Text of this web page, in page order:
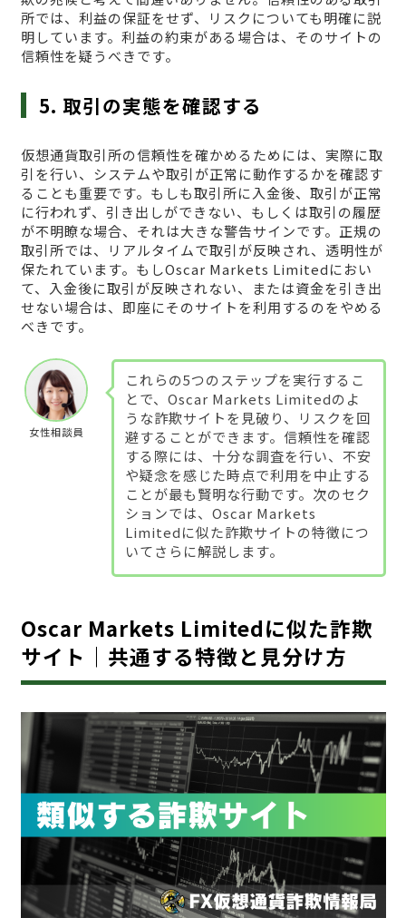
所では、利益の保証をせず、リスクについても明確に説
明しています。利益の約束がある場合は、そのサイトの
信頼性を疑うべきです。
5. 取引の実態を確認する
仮想通貨取引所の信頼性を確かめるためには、実際に取
引を行い、システムや取引が正常に動作するかを確認す
ることも重要です。もしも取引所に入金後、取引が正常
に行われず、引き出しができない、もしくは取引の履歴
が不明瞭な場合、それは大きな警告サインです。正規の
取引所では、リアルタイムで取引が反映され、透明性が
保たれています。もしOscar Markets Limitedにおい
て、入金後に取引が反映されない、または資金を引き出
せない場合は、即座にそのサイトを利用するのをやめる
べきです。
女性相談員
これらの5つのステップを実行するこ
とで、Oscar Markets Limitedのよ
うな詐欺サイトを見破り、リスクを回
避することができます。信頼性を確認
する際には、十分な調査を行い、不安
や疑念を感じた時点で利用を中止する
ことが最も賢明な行動です。次のセク
ションでは、Oscar Markets
Limitedに似た詐欺サイトの特徴につ
いてさらに解説します。
Oscar Markets Limitedに似た詐欺
サイト｜共通する特徴と見分け方